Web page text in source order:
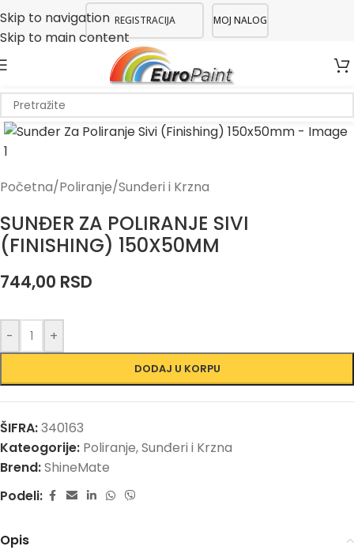
Skip to navigation
Skip to main content
REGISTRACIJA MOJ NALOG
Početna/Poliranje/Sunđeri i Krzna
SUNĐER ZA POLIRANJE SIVI
(FINISHING) 150X50MM
744,00 RSD
- +
DODAJ U KORPU
ŠIFRA:340163
Kateogorije: Poliranje,Sunđeri i Krzna
Brend:ShineMate
Podeli:
Opis